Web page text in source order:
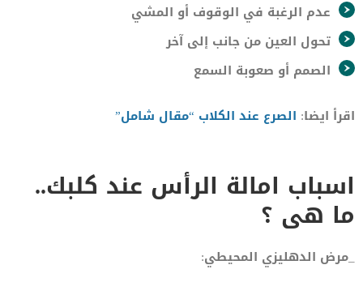
عدم الرغبة في الوقوف أو المشي
تحول العين من جانب إلى آخر
الصمم أو صعوبة السمع
اقرأ ايضا: الصرع عند الكلاب “مقال شامل”
اسباب امالة الرأس عند كلبك..
ما هى ؟
_مرض الدهليزي المحيطي: